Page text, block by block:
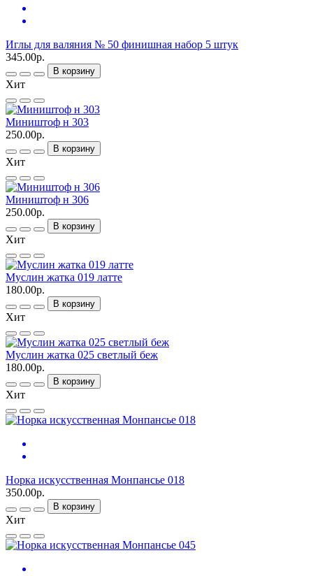
Иглы для валяния № 50 финишная набор 5 штук
345.00р.
В корзину
Хит
Миништоф н 303
250.00р.
В корзину
Хит
Миништоф н 306
250.00р.
В корзину
Хит
Муслин жатка 019 латте
180.00р.
В корзину
Хит
Муслин жатка 025 светлый беж
180.00р.
В корзину
Хит
Норка искусственная Монпансье 018
350.00р.
В корзину
Хит